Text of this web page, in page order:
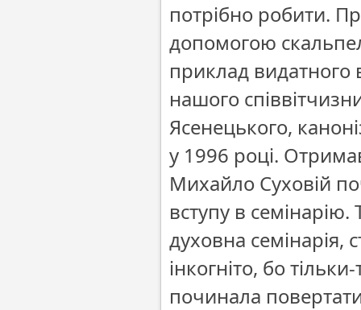
потрібно робити.
допомогою
приклад видатного
нашого
Ясенецького,
у 1996 році.
Михайло Суховій
вступу в
духовна семінарія,
інкогніто, бо
починала